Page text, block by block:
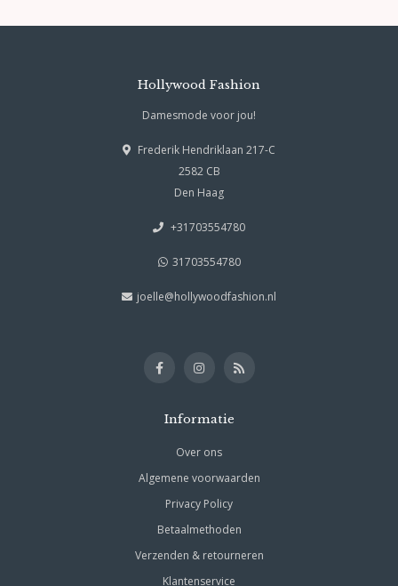
Hollywood Fashion
Damesmode voor jou!
Frederik Hendriklaan 217-C
2582 CB
Den Haag
+31703554780
31703554780
joelle@hollywoodfashion.nl
Informatie
Over ons
Algemene voorwaarden
Privacy Policy
Betaalmethoden
Verzenden & retourneren
Klantenservice